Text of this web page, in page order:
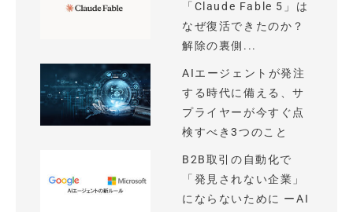
「Claude Fable 5」は
なぜ復活できたのか？
解除の裏側...
AIエージェントが発注
する時代に備える、サ
プライヤーが今すぐ点
検すべき3つのこと
B2B取引の自動化で
「発見されない企業」
にならないために ーAI